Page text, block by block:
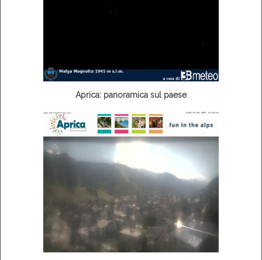
Aprica: panoramica sul paese